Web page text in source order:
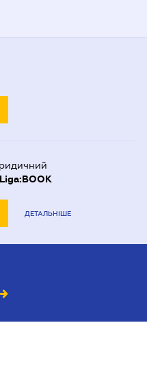
Liga:BOOK
ДЕТАЛЬНІШЕ